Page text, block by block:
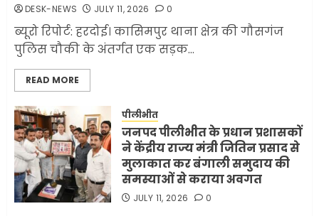
JUNE 1, 2026
3
व्यवहार क्यों?
JUNE 1, 2026 0
अमेरिका ने फिर से ईरान को युद्ध
समाप्त करने के लिए भेजी अपनी 5
DESK-NEWS JULY 11, 2026 0
ब्यूरो रिपोर्ट: हरदोई। कासिमपुर थाना क्षेत्र की गौसगंज
पुलिस चौकी के अंतर्गत एक सड़क...
READ MORE
पीलीभीत
जनपद पीलीभीत के प्रधान प्रशासकों
ने केंद्रीय राज्य मंत्री जितिन प्रसाद से
मुलाकात कर बंगाली समुदाय की
समस्याओं से कराया अवगत
JULY 11, 2026 0